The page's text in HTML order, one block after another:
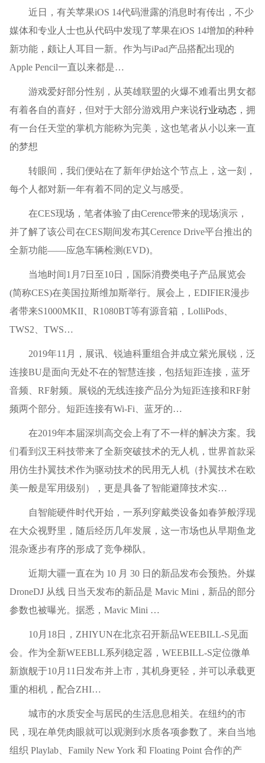
近日，有关苹果iOS 14代码泄露的消息时有传出，不少
媒体和专业人士也从代码中发现了苹果在iOS 14增加的种种
新功能，颇让人耳目一新。作为与iPad产品搭配出现的
Apple Pencil一直以来都是…
游戏爱好部分性别，从英雄联盟的火爆不难看出男女都
有着各自的喜好，但对于大部分游戏用户来说行业动态，拥
有一台任天堂的掌机方能称为完美，这也笔者从小以来一直
的梦想
转眼间，我们便站在了新年伊始这个节点上，这一刻，
每个人都对新一年有着不同的定义与感受。
在CES现场，笔者体验了由Cerence带来的现场演示，
并了解了该公司在CES期间发布其Cerence Drive平台推出的
全新功能——应急车辆检测(EVD)。
当地时间1月7日至10日，国际消费类电子产品展览会
(简称CES)在美国拉斯维加斯举行。展会上，EDIFIER漫步
者带来S1000MKII、R1080BT等有源音箱，LolliPods、
TWS2、TWS…
2019年11月，展讯、锐迪科重组合并成立紫光展锐，泛
连接BU是面向无处不在的智慧连接，包括短距连接，蓝牙
音频、RF射频。展锐的无线连接产品分为短距连接和RF射
频两个部分。短距连接有Wi-Fi、蓝牙的…
在2019年本届深圳高交会上有了不一样的解决方案。我
们看到汉王科技带来了全新突破技术的无人机，世界首款采
用仿生扑翼技术作为驱动技术的民用无人机（扑翼技术在欧
美一般是军用级别），更是具备了智能避障技术实…
自智能硬件时代开始，一系列穿戴类设备如春笋般浮现
在大众视野里，随后经历几年发展，这一市场也从早期鱼龙
混杂逐步有序的形成了竞争梯队。
近期大疆一直在为 10 月 30 日的新品发布会预热。外媒
DroneDJ 从线 日当天发布的新品是 Mavic Mini，新品的部分
参数也被曝光。据悉，Mavic Mini …
10月18日，ZHIYUN在北京召开新品WEEBILL-S见面
会。作为全新WEEBLL系列稳定器，WEEBILL-S定位微单
新旗舰于10月11日发布并上市，其机身更轻，并可以承载更
重的相机，配合ZHI…
城市的水质安全与居民的生活息息相关。在纽约的市
民，现在单凭肉眼就可以观测到水质各项参数了。来自当地
组织 Playlab、Family New York 和 Floating Point 合作的产